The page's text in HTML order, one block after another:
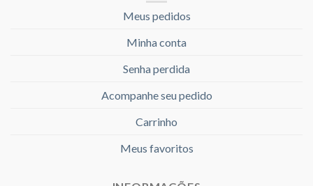
Meus pedidos
Minha conta
Senha perdida
Acompanhe seu pedido
Carrinho
Meus favoritos